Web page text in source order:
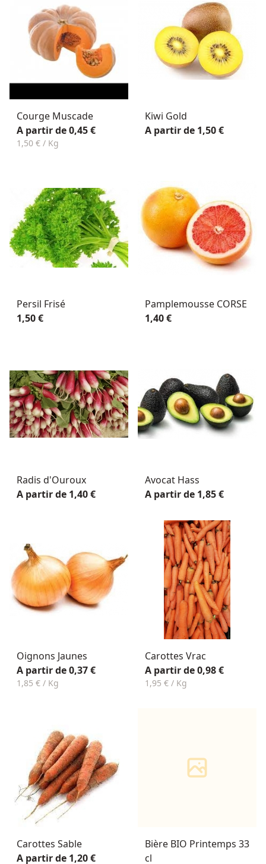
Courge Muscade
A partir de 0,45 €
1,50 € / Kg
Kiwi Gold
A partir de 1,50 €
Persil Frisé
1,50 €
Pamplemousse CORSE
1,40 €
Radis d'Ouroux
A partir de 1,40 €
Avocat Hass
A partir de 1,85 €
Oignons Jaunes
A partir de 0,37 €
1,85 € / Kg
Carottes Vrac
A partir de 0,98 €
1,95 € / Kg
Carottes Sable
A partir de 1,20 €
Bière BIO Printemps 33
cl